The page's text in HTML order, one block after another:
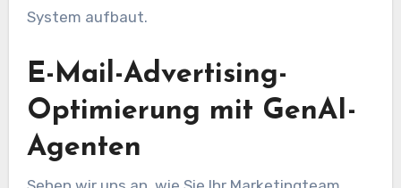
System aufbaut.
E-Mail-Advertising-
Optimierung mit GenAI-
Agenten